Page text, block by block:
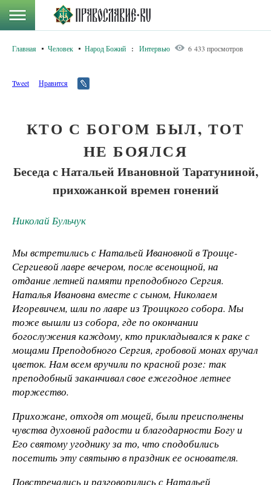
Главная Человек Народ Божий : Интервью 6 433 просмотров
Tweet Нравится
КТО С БОГОМ БЫЛ, ТОТ
НЕ БОЯЛСЯ
Беседа с Натальей Ивановной Таратуниной,
прихожанкой времен гонений
Николай Бульчук
Мы встретились с Натальей Ивановной в Троице-
Сергиевой лавре вечером, после всенощной, на
отдание летней памяти преподобного Сергия.
Наталья Ивановна вместе с сыном, Николаем
Игоревичем, шли по лавре из Троицкого собора. Мы
тоже вышли из собора, где по окончании
богослужения каждому, кто прикладывался к раке с
мощами Преподобного Сергия, гробовой монах вручал
цветок. Нам всем вручили по красной розе: так
преподобный заканчивал свое ежегодное летнее
торжество.
Прихожане, отходя от мощей, были преисполнены
чувства духовной радости и благодарности Богу и
Его святому угоднику за то, что сподобились
посетить эту святыню в праздник ее основателя.
Повстречались и разговорились с Натальей